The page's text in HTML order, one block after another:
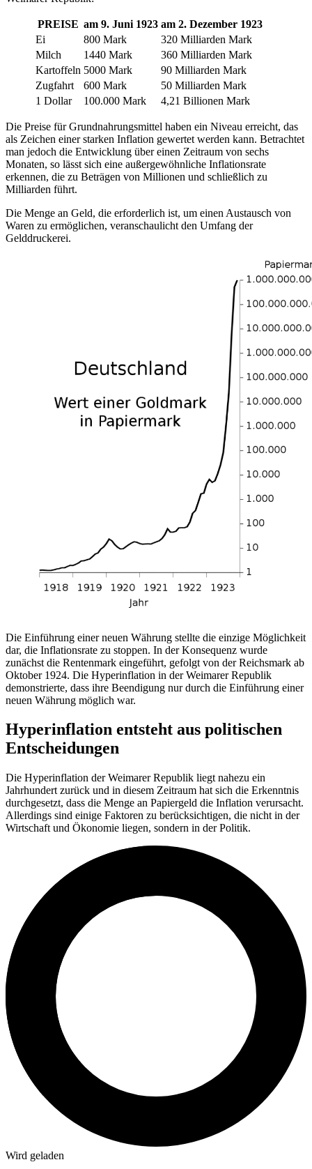
PREISE am 9. Juni 1923 am 2. Dezember 1923
Ei
800 Mark
320 Milliarden Mark
Milch
1440 Mark
360 Milliarden Mark
Kartoffeln 5000 Mark
90 Milliarden Mark
Zugfahrt
600 Mark
50 Milliarden Mark
1 Dollar
100.000 Mark 4,21 Billionen Mark
Die Preise für Grundnahrungsmittel haben ein Niveau erreicht, das
als Zeichen einer starken Inflation gewertet werden kann. Betrachtet
man jedoch die Entwicklung über einen Zeitraum von sechs
Monaten, so lässt sich eine außergewöhnliche Inflationsrate
erkennen, die zu Beträgen von Millionen und schließlich zu
Milliarden führt.
Die Menge an Geld, die erforderlich ist, um einen Austausch von
Waren zu ermöglichen, veranschaulicht den Umfang der
Gelddruckerei.
Die Einführung einer neuen Währung stellte die einzige Möglichkeit
dar, die Inflationsrate zu stoppen. In der Konsequenz wurde
zunächst die Rentenmark eingeführt, gefolgt von der Reichsmark ab
Oktober 1924. Die Hyperinflation in der Weimarer Republik
demonstrierte, dass ihre Beendigung nur durch die Einführung einer
neuen Währung möglich war.
Hyperinflation entsteht aus politischen
Entscheidungen
Die Hyperinflation der Weimarer Republik liegt nahezu ein
Jahrhundert zurück und in diesem Zeitraum hat sich die Erkenntnis
durchgesetzt, dass die Menge an Papiergeld die Inflation verursacht.
Allerdings sind einige Faktoren zu berücksichtigen, die nicht in der
Wirtschaft und Ökonomie liegen, sondern in der Politik.
Wird geladen